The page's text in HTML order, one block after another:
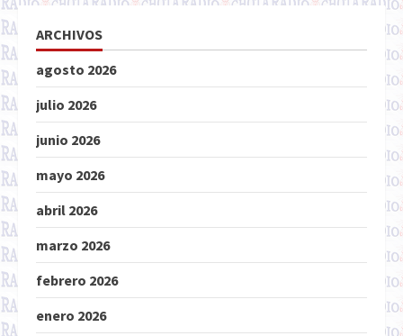
ARCHIVOS
agosto 2026
julio 2026
junio 2026
mayo 2026
abril 2026
marzo 2026
febrero 2026
enero 2026